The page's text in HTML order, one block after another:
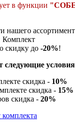
в функции
нашего
Комплект
скидку до -20%!
следующие
скидка - 10%
скидка - 15%
скидка - 20%